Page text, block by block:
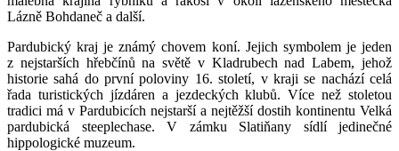
Lázně Bohdaneč a další.
Pardubický kraj je známý chovem koní. Jejich symbolem je jeden
z nejstarších hřebčínů na světě v Kladrubech nad Labem, jehož
historie sahá do první poloviny 16. století, v kraji se nachází celá
řada turistických jízdáren a jezdeckých klubů. Více než stoletou
tradici má v Pardubicích nejstarší a nejtěžší dostih kontinentu Velká
pardubická steeplechase. V zámku Slatiňany sídlí jedinečné
hippologické muzeum.